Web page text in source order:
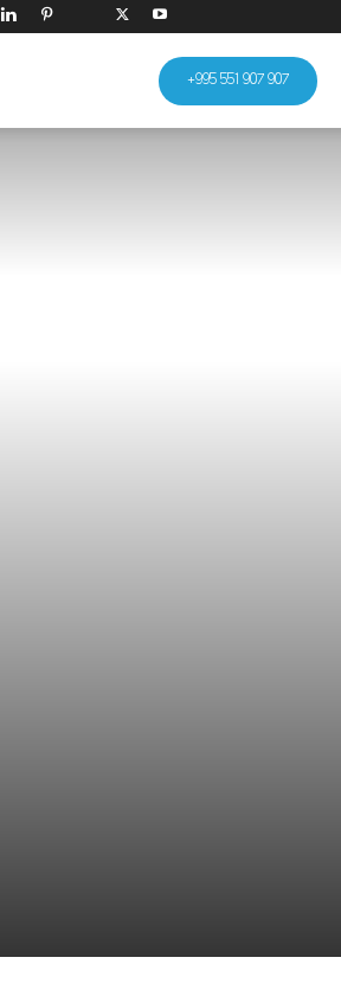
+995 551 907 907